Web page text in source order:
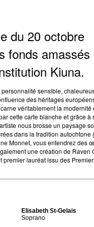
du 20 octobre
fonds
Kiuna.
sensible,
des héritages
véritablement la modernité
cette carte blanche et grâce à
nous brosse un paysage
dans la tradition autochtone
Monnet, vous entendrez des
une création de Raven
lauréat issu des
Elisabeth St-Gelais
Soprano